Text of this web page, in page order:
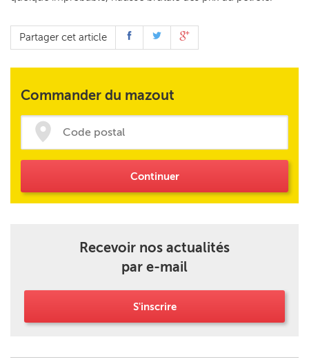
Partager cet article
Commander du mazout
Continuer
Recevoir nos actualités
par e-mail
S'inscrire